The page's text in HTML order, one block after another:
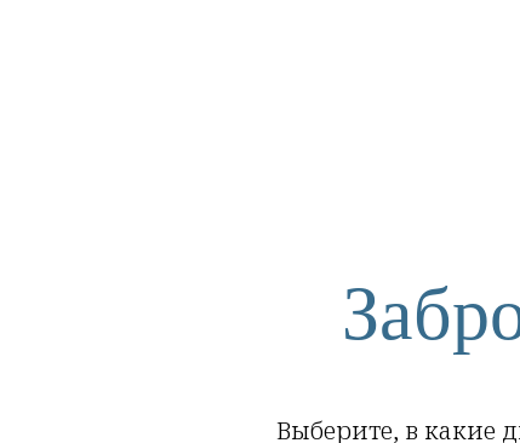
Выберите, в какие